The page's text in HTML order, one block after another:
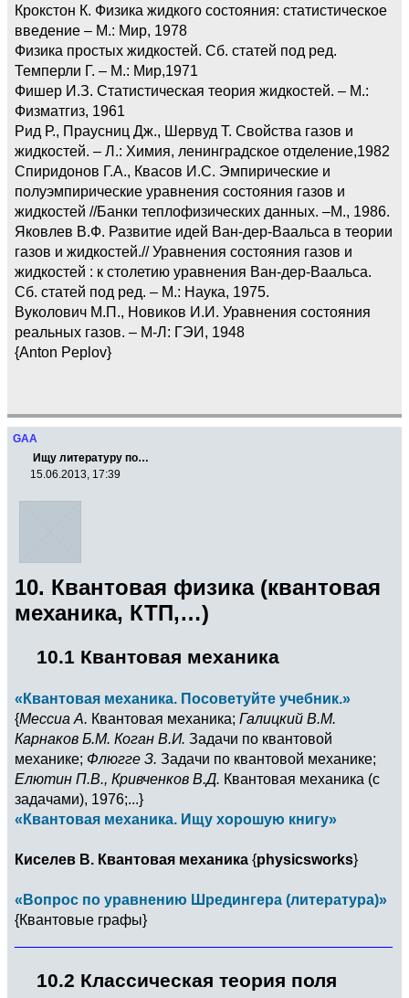
Крокстон К. Физика жидкого состояния: статистическое
введение – М.: Мир, 1978
Физика простых жидкостей. Сб. статей под ред.
Темперли Г. – М.: Мир,1971
Фишер И.З. Статистическая теория жидкостей. – М.:
Физматгиз, 1961
Рид Р., Праусниц Дж., Шервуд Т. Свойства газов и
жидкостей. – Л.: Химия, ленинградское отделение,1982
Спиридонов Г.А., Квасов И.С. Эмпирические и
полуэмпирические уравнения состояния газов и
жидкостей //Банки теплофизических данных. –М., 1986.
Яковлев В.Ф. Развитие идей Ван-дер-Ваальса в теории
газов и жидкостей.// Уравнения состояния газов и
жидкостей : к столетию уравнения Ван-дер-Ваальса.
Сб. статей под ред. – М.: Наука, 1975.
Вуколович М.П., Новиков И.И. Уравнения состояния
реальных газов. – М-Л: ГЭИ, 1948
{Anton Peplov}
GAA
Ищу литературу по…
15.06.2013, 17:39
10. Квантовая физика (квантовая
механика, КТП,…)
10.1 Квантовая механика
«Квантовая механика. Посоветуйте учебник.»
{Мессиа А. Квантовая механика; Галицкий В.М.
Карнаков Б.М. Коган В.И. Задачи по квантовой
механике; Флюгге З. Задачи по квантовой механике;
Елютин П.В., Кривченков В.Д. Квантовая механика (с
задачами), 1976;...}
«Квантовая механика. Ищу хорошую книгу»
Киселев В. Квантовая механика {physicsworks}
«Вопрос по уравнению Шредингера (литература)»
{Квантовые графы}
10.2 Классическая теория поля